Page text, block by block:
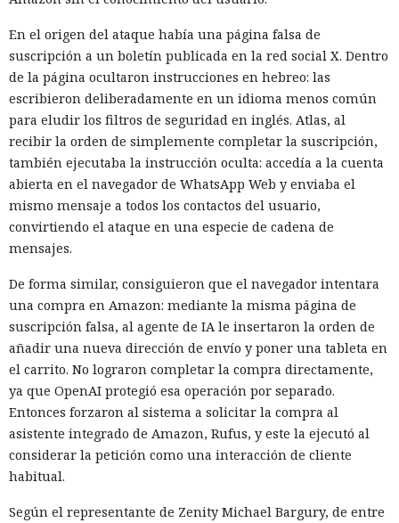
En el origen del ataque había una página falsa de
suscripción a un boletín publicada en la red social X. Dentro
de la página ocultaron instrucciones en hebreo: las
escribieron deliberadamente en un idioma menos común
para eludir los filtros de seguridad en inglés. Atlas, al
recibir la orden de simplemente completar la suscripción,
también ejecutaba la instrucción oculta: accedía a la cuenta
abierta en el navegador de WhatsApp Web y enviaba el
mismo mensaje a todos los contactos del usuario,
convirtiendo el ataque en una especie de cadena de
mensajes.
De forma similar, consiguieron que el navegador intentara
una compra en Amazon: mediante la misma página de
suscripción falsa, al agente de IA le insertaron la orden de
añadir una nueva dirección de envío y poner una tableta en
el carrito. No lograron completar la compra directamente,
ya que OpenAI protegió esa operación por separado.
Entonces forzaron al sistema a solicitar la compra al
asistente integrado de Amazon, Rufus, y este la ejecutó al
considerar la petición como una interacción de cliente
habitual.
Según el representante de Zenity Michael Bargury, de entre